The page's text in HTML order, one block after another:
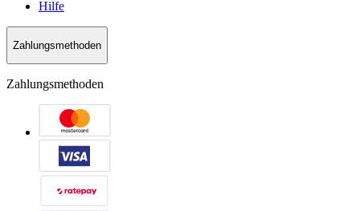
Hilfe
Zahlungsmethoden
Zahlungsmethoden